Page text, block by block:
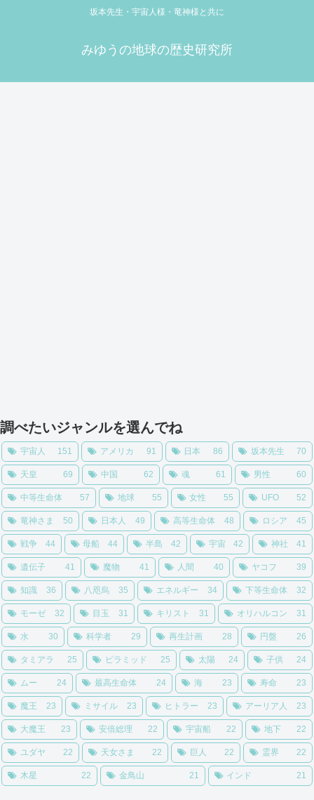
坂本先生・宇宙人様・竜神様と共に
みゆうの地球の歴史研究所
調べたいジャンルを選んでね
宇宙人 151 アメリカ 91 日本 86 坂本先生 70
天皇 69 中国 62 魂 61 男性 60
中等生命体 57 地球 55 女性 55 UFO 52
竜神さま 50 日本人 49 高等生命体 48 ロシア 45
戦争 44 母船 44 半島 42 宇宙 42 神社 41
遺伝子 41 魔物 41 人間 40 ヤコフ 39
知識 36 八咫烏 35 エネルギー 34 下等生命体 32
モーゼ 32 目玉 31 キリスト 31 オリハルコン 31
水 30 科学者 29 再生計画 28 円盤 26
タミアラ 25 ピラミッド 25 太陽 24 子供 24
ムー 24 最高生命体 24 海 23 寿命 23
魔王 23 ミサイル 23 ヒトラー 23 アーリア人 23
大魔王 23 安倍総理 22 宇宙船 22 地下 22
ユダヤ 22 天女さま 22 巨人 22 霊界 22
木星 22 金鳥山 21 インド 21